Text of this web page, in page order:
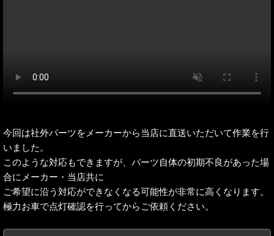
今回は社外パーツをメーカーから当店に直送いただいて作業を行
いました。
このような対応もできますが、パーツ自体の初期不良があった場
合にメーカー・当店共に
ご希望に沿う対応ができなくなる可能性が非常に高くなります。
極力お車で点灯確認を行ってからご依頼ください。